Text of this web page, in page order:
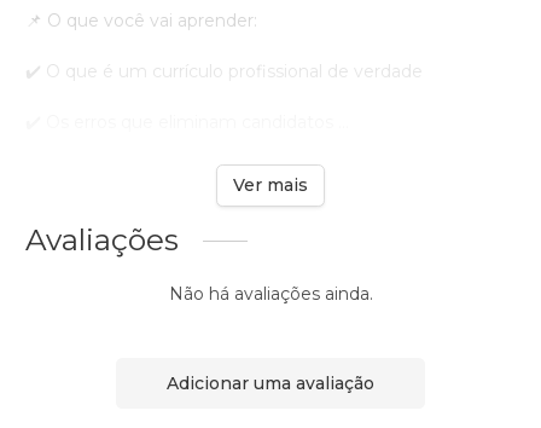
📌 O que você vai aprender:
✔️ O que é um currículo profissional de verdade
Ver mais
Avaliações
Não há avaliações ainda.
Adicionar uma avaliação